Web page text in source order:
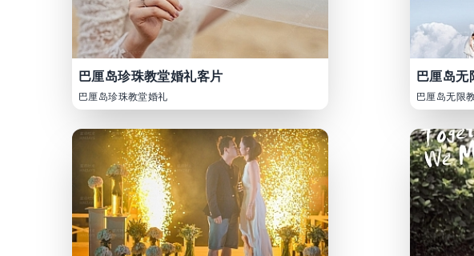
巴厘岛珍珠教堂婚礼客片
巴厘岛珍珠教堂婚礼
巴厘岛无
巴厘岛无限